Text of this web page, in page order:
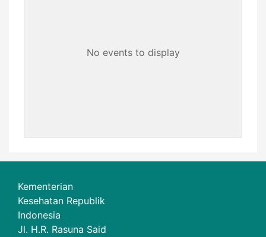
No events to display
Kementerian
Kesehatan Republik
Indonesia
Jl. H.R. Rasuna Said